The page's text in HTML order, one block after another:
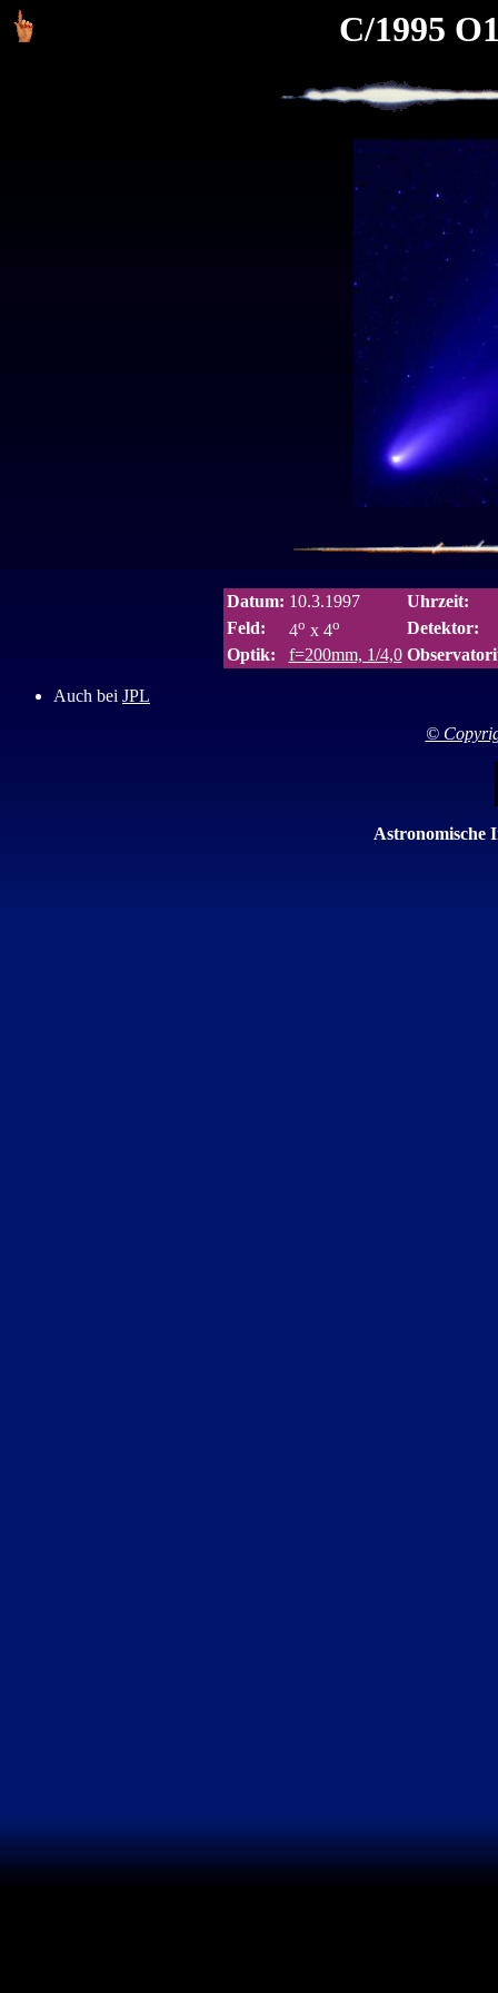
C/1995
Datum: 10.3.1997
Uhrzeit:
Feld:
4o x 4o
Detektor:
Optik:
f=200mm, 1/4,0
Auch bei JPL
©
Astronomische